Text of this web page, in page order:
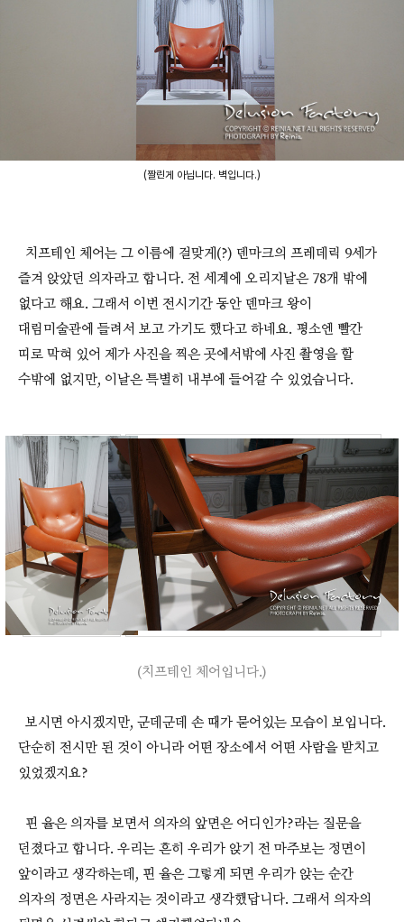
(짤린게 아닙니다. 벽입니다.)
치프테인 체어는 그 이름에 걸맞게(?) 덴마크의 프레데릭 9세가
즐겨 앉았던 의자라고 합니다. 전 세계에 오리지날은 78개 밖에
없다고 해요. 그래서 이번 전시기간 동안 덴마크 왕이
대림미술관에 들려서 보고 가기도 했다고 하네요. 평소엔 빨간
띠로 막혀 있어 제가 사진을 찍은 곳에서밖에 사진 촬영을 할
수밖에 없지만, 이날은 특별히 내부에 들어갈 수 있었습니다.
(치프테인 체어입니다.)
보시면 아시겠지만, 군데군데 손 때가 묻어있는 모습이 보입니다.
단순히 전시만 된 것이 아니라 어떤 장소에서 어떤 사람을 받치고
있었겠지요?
핀 율은 의자를 보면서 의자의 앞면은 어디인가?라는 질문을
던졌다고 합니다. 우리는 흔히 우리가 앉기 전 마주보는 정면이
앞이라고 생각하는데, 핀 율은 그렇게 되면 우리가 앉는 순간
의자의 정면은 사라지는 것이라고 생각했답니다. 그래서 의자의